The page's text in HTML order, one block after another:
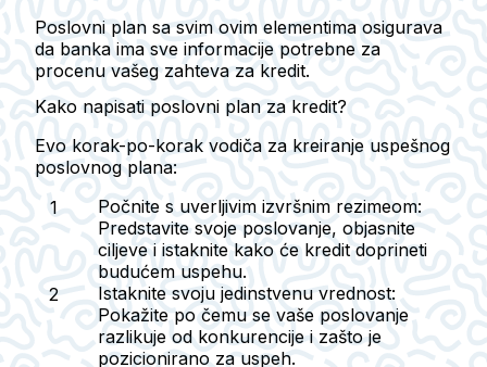
Poslovni plan sa svim ovim elementima osigurava
da banka ima sve informacije potrebne za
procenu vašeg zahteva za kredit.
Kako napisati poslovni plan za kredit?
Evo korak-po-korak vodiča za kreiranje uspešnog
poslovnog plana:
Počnite s uverljivim izvršnim rezimeom:
Predstavite svoje poslovanje, objasnite
ciljeve i istaknite kako će kredit doprineti
budućem uspehu.
Istaknite svoju jedinstvenu vrednost:
Pokažite po čemu se vaše poslovanje
razlikuje od konkurencije i zašto je
pozicionirano za uspeh.